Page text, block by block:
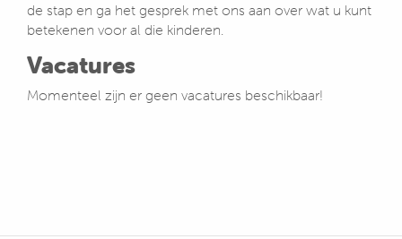
de stap en ga het gesprek met ons aan over wat u kunt
betekenen voor al die kinderen.
Vacatures
Momenteel zijn er geen vacatures beschikbaar!